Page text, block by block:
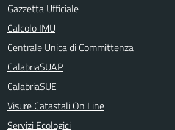
Gazzetta Ufficiale
Calcolo IMU
Centrale Unica di Committenza
CalabriaSUAP
CalabriaSUE
Visure Catastali On Line
Servizi Ecologici